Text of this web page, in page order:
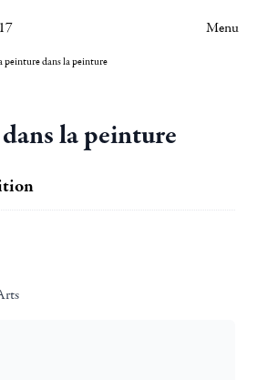
Menu
peinture dans la peinture
la peinture